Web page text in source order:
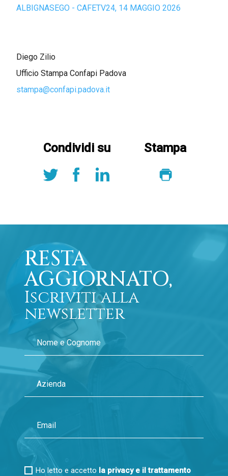
ALBIGNASEGO - CAFETV24, 14 MAGGIO 2026
Diego Zilio
Ufficio Stampa Confapi Padova
stampa@confapi.padova.it
Condividi su Stampa
RESTA
AGGIORNATO,
Iscriviti alla
newsletter
Ho letto e accetto la privacy e il trattamento